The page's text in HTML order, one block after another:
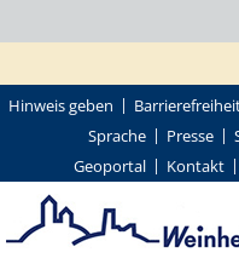
Hinweis geben
Sprache
Presse
Geoportal
Kontakt